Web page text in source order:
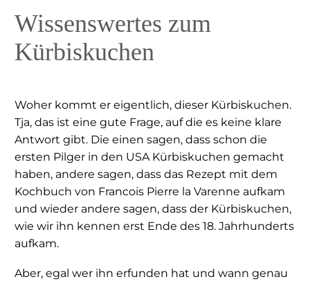
Wissenswertes zum
Kürbiskuchen
Woher kommt er eigentlich, dieser Kürbiskuchen.
Tja, das ist eine gute Frage, auf die es keine klare
Antwort gibt. Die einen sagen, dass schon die
ersten Pilger in den USA Kürbiskuchen gemacht
haben, andere sagen, dass das Rezept mit dem
Kochbuch von Francois Pierre la Varenne aufkam
und wieder andere sagen, dass der Kürbiskuchen,
wie wir ihn kennen erst Ende des 18. Jahrhunderts
aufkam.
Aber, egal wer ihn erfunden hat und wann genau